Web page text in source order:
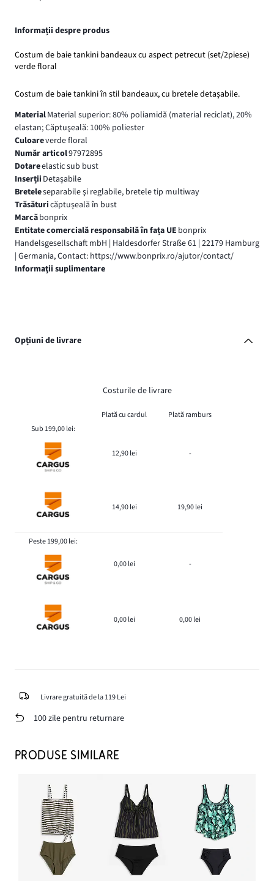
Informații despre produs
Costum de baie tankini bandeaux cu aspect petrecut (set/2piese)
verde floral
Costum de baie tankini în stil bandeaux, cu bretele detașabile.
MaterialMaterial superior: 80% poliamidă (material reciclat), 20%
elastan; Căptuşeală: 100% poliester
Culoareverde floral
Număr articol97972895
Dotareelastic sub bust
Inserții Detașabile
Breteleseparabile şi reglabile, bretele tip multiway
Trăsăturicăptușeală în bust
Marcăbonprix
Entitate comercială responsabilă în fața UE bonprix
Handelsgesellschaft mbH | Haldesdorfer Straße 61 | 22179 Hamburg
| Germania, Contact: https://www.bonprix.ro/ajutor/contact/
Informaţii suplimentare
Opțiuni de livrare
Costurile de livrare
Plată cu cardul
Plată ramburs
Sub 199,00 lei:
12,90 lei -
14,90 lei 19,90 lei
Peste 199,00 lei:
0,00 lei -
0,00 lei 0,00 lei
Livrare gratuită de la 119 Lei
100 zile pentru returnare
PRODUSE SIMILARE